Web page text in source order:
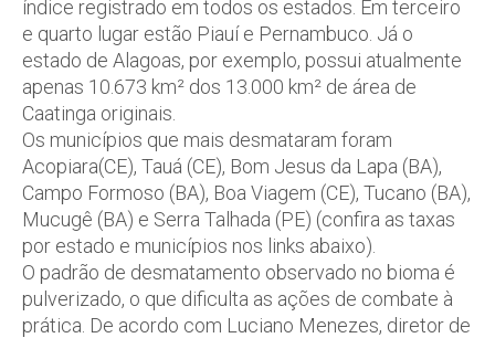
índice registrado em todos os estados. Em terceiro
e quarto lugar estão Piauí e Pernambuco. Já o
estado de Alagoas, por exemplo, possui atualmente
apenas 10.673 km² dos 13.000 km² de área de
Caatinga originais.
Os municípios que mais desmataram foram
Acopiara(CE), Tauá (CE), Bom Jesus da Lapa (BA),
Campo Formoso (BA), Boa Viagem (CE), Tucano (BA),
Mucugê (BA) e Serra Talhada (PE) (confira as taxas
por estado e municípios nos links abaixo).
O padrão de desmatamento observado no bioma é
pulverizado, o que dificulta as ações de combate à
prática. De acordo com Luciano Menezes, diretor de